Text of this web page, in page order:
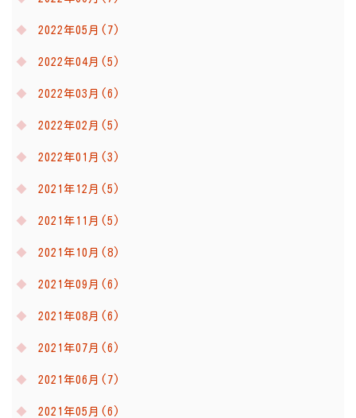
2022年05月(7)
2022年04月(5)
2022年03月(6)
2022年02月(5)
2022年01月(3)
2021年12月(5)
2021年11月(5)
2021年10月(8)
2021年09月(6)
2021年08月(6)
2021年07月(6)
2021年06月(7)
2021年05月(6)